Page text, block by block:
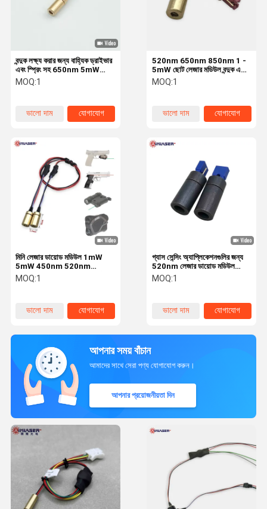
বন্দুক লক্ষ্য করার জন্য বাহ্যিক ড্রাইভার
এবং স্প্রিং সহ 650nm 5mW
4x10mm অতি ক্ষুদ্র লাল ডট লেজার
মডিউল
MOQ:1
ভালো দাম যোগাযোগ
520nm 650nm 850nm 1 -
5mW ছোট লেজার মডিউল বন্দুক এবং
আগ্নেয়াস্ত্র লক্ষ্যমাত্রা পরিমাপ
MOQ:1
ভালো দাম যোগাযোগ
মিনি লেজার ডায়োড মডিউল 1mW
5mW 450nm 520nm
650nm 780nm 850nm নীল
সবুজ লাল আইআর রঙ
MOQ:1
ভালো দাম যোগাযোগ
গ্যাস সেন্সিং অ্যাপ্লিকেশনগুলির জন্য
520nm লেজার ডায়োড মডিউল
5mW 10mW 20mW সিডব্লিউ /
পালসড, মিনিয়েচার 7 × 15 মিমি
MOQ:1
ভালো দাম যোগাযোগ
আপনার সময় বাঁচান
আমাদের সাথে সেরা পণ্য যোগাযোগ করুন।
আপনার প্রয়োজনীয়তা দিন